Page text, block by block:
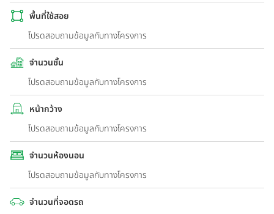
พื้นที่ใช้สอย
โปรดสอบถามข้อมูลกับทางโครงการ
จำนวนชั้น
โปรดสอบถามข้อมูลกับทางโครงการ
หน้ากว้าง
โปรดสอบถามข้อมูลกับทางโครงการ
จำนวนห้องนอน
โปรดสอบถามข้อมูลกับทางโครงการ
จำนวนที่จอดรถ